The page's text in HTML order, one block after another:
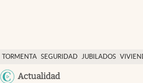
TORMENTA SEGURIDAD JUBILADOS
Actualidad
Economía y finanzas
Política